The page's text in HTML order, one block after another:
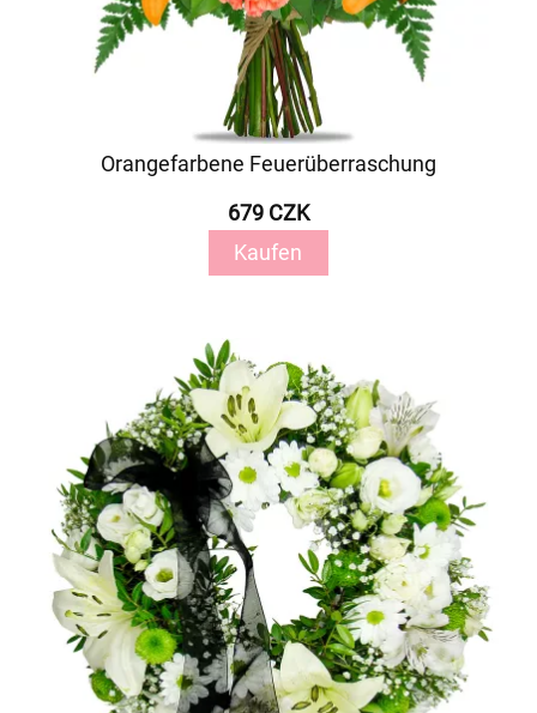
Orangefarbene Feuerüberraschung
679 CZK
Kaufen